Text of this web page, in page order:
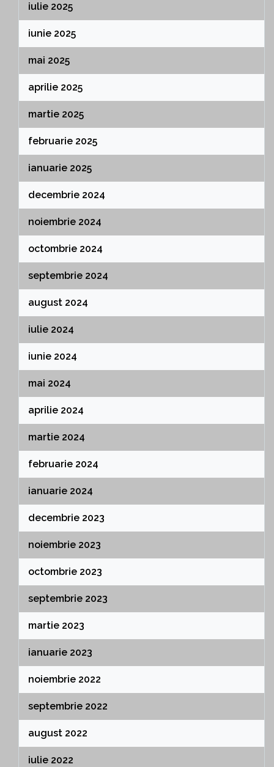
iulie 2025
iunie 2025
mai 2025
aprilie 2025
martie 2025
februarie 2025
ianuarie 2025
decembrie 2024
noiembrie 2024
octombrie 2024
septembrie 2024
august 2024
iulie 2024
iunie 2024
mai 2024
aprilie 2024
martie 2024
februarie 2024
ianuarie 2024
decembrie 2023
noiembrie 2023
octombrie 2023
septembrie 2023
martie 2023
ianuarie 2023
noiembrie 2022
septembrie 2022
august 2022
iulie 2022